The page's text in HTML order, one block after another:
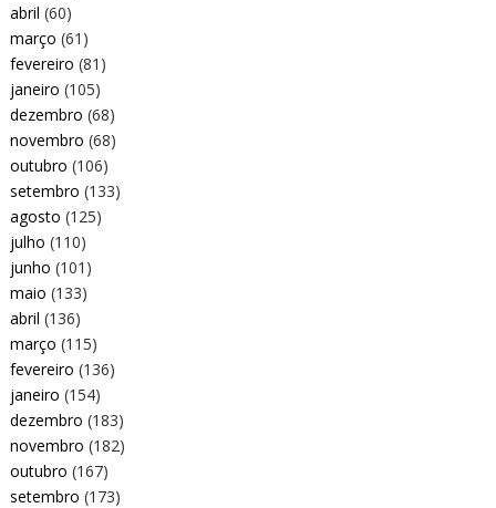
abril (60)
março (61)
fevereiro (81)
janeiro (105)
dezembro (68)
novembro (68)
outubro (106)
setembro (133)
agosto (125)
julho (110)
junho (101)
maio (133)
abril (136)
março (115)
fevereiro (136)
janeiro (154)
dezembro (183)
novembro (182)
outubro (167)
setembro (173)